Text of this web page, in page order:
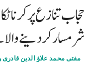
حجاب تنازع پر
شرمسار کردینے
مفتی محمد علاؤ الدین